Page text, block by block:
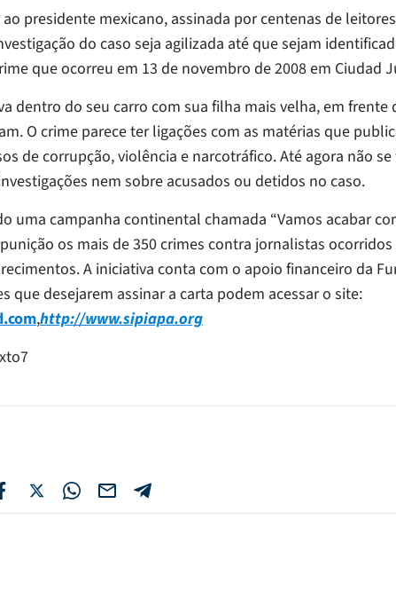
presidente mexicano, assinada por centenas de
do caso seja agilizada até que sejam
que ocorreu em 13 de novembro de 2008 em Ciudad
dentro do seu carro com sua filha mais velha, em frente
O crime parece ter ligações com as matérias que
de corrupção, violência e narcotráfico. Até agora não
nem sobre acusados ou detidos no caso.
uma campanha continental chamada “Vamos acabar
os mais de 350 crimes contra jornalistas
A iniciativa conta com o apoio financeiro da
que desejarem assinar a carta podem acessar o site:
,http://www.sipiapa.org